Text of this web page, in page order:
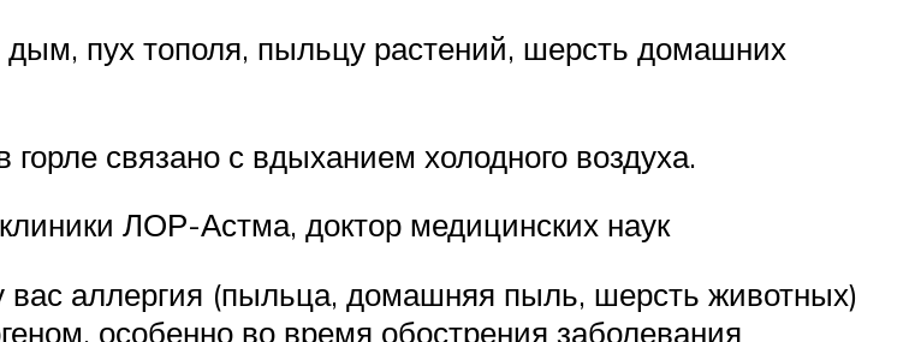
дым, пух тополя, пыльцу растений, шерсть домашних
связано с вдыханием холодного воздуха.
ЛОР-Астма, доктор медицинских наук
вас аллергия (пыльца, домашняя пыль, шерсть животных)
особенно во время обострения заболевания